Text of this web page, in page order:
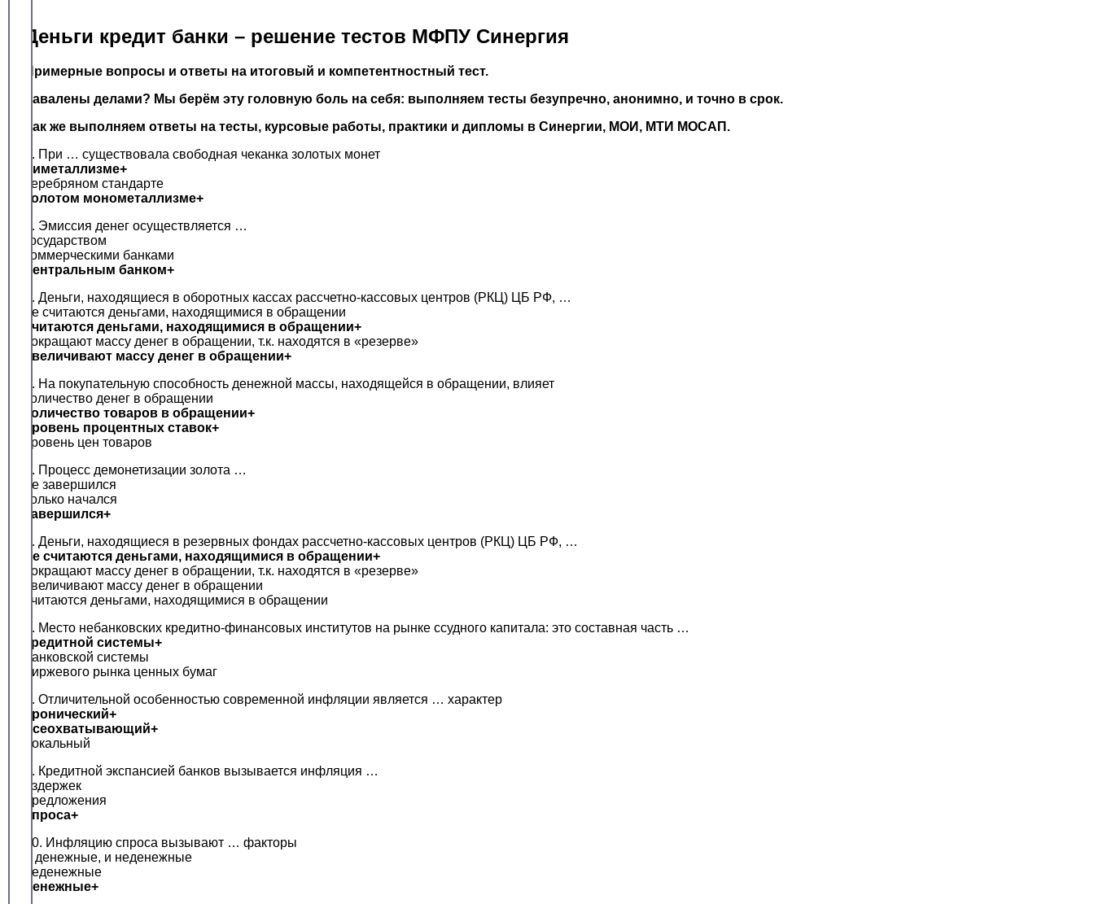
Деньги кредит банки – решение тестов МФПУ Синергия
Примерные вопросы и ответы на итоговый и компетентностный тест.
Завалены делами? Мы берём эту головную боль на себя: выполняем тесты безупречно, анонимно, и точно в срок.
Так же выполняем ответы на тесты, курсовые работы, практики и дипломы в Синергии, МОИ, МТИ МОСАП.
1. При … существовала свободная чеканка золотых монет
биметаллизме+
серебряном стандарте
золотом монометаллизме+
2. Эмиссия денег осуществляется …
государством
коммерческими банками
центральным банком+
3. Деньги, находящиеся в оборотных кассах рассчетно-кассовых центров (РКЦ) ЦБ РФ, …
не считаются деньгами, находящимися в обращении
считаются деньгами, находящимися в обращении+
сокращают массу денег в обращении, т.к. находятся в «резерве»
увеличивают массу денег в обращении+
4. На покупательную способность денежной массы, находящейся в обращении, влияет
количество денег в обращении
количество товаров в обращении+
уровень процентных ставок+
уровень цен товаров
5. Процесс демонетизации золота …
не завершился
только начался
завершился+
6. Деньги, находящиеся в резервных фондах рассчетно-кассовых центров (РКЦ) ЦБ РФ, …
не считаются деньгами, находящимися в обращении+
сокращают массу денег в обращении, т.к. находятся в «резерве»
увеличивают массу денег в обращении
считаются деньгами, находящимися в обращении
7. Место небанковских кредитно-финансовых институтов на рынке ссудного капитала: это составная часть …
кредитной системы+
банковской системы
биржевого рынка ценных бумаг
8. Отличительной особенностью современной инфляции является … характер
хронический+
всеохватывающий+
локальный
9. Кредитной экспансией банков вызывается инфляция …
издержек
предложения
спроса+
10. Инфляцию спроса вызывают … факторы
и денежные, и неденежные
неденежные
денежные+